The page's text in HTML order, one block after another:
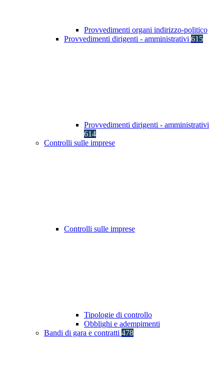
Provvedimenti organi indirizzo-politico
Provvedimenti dirigenti - amministrativi 615
Provvedimenti dirigenti - amministrativi
614
Controlli sulle imprese
Controlli sulle imprese
Tipologie di controllo
Obblighi e adempimenti
Bandi di gara e contratti 478